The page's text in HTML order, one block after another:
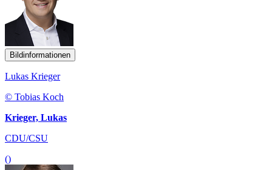
Bildinformationen
Lukas Krieger
© Tobias Koch
Krieger, Lukas
CDU/CSU
()